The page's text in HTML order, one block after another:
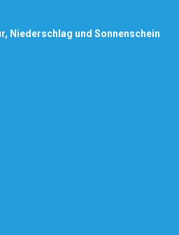
Niederschlag und Sonnenschein